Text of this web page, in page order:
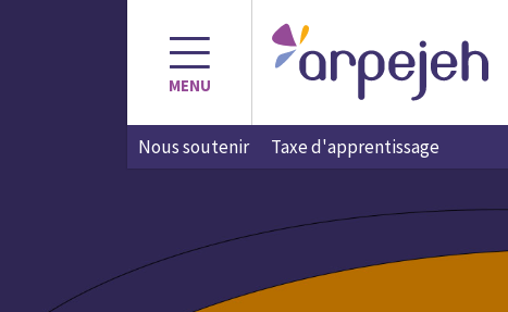
MENU
Nous soutenir Taxe d'apprentissage